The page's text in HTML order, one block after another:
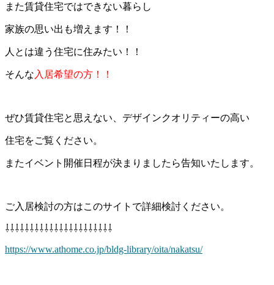
また賃貸住宅ではできない暮らし
家族の思い出も増えます！！
人とは違う住宅に住みたい！！
そんな 入居希望の方！！
ぜひ賃貸住宅と思えない、デザインクオリティーの高い
住宅をご覧ください。
またイベント開催日程が決まりましたら告知いたします。
ご入居検討の方はこのサイトで詳細検討ください。
⇩⇩⇩⇩⇩⇩⇩⇩⇩⇩⇩⇩⇩⇩⇩⇩⇩⇩⇩⇩⇩⇩
https://www.athome.co.jp/bldg-library/oita/nakatsu/